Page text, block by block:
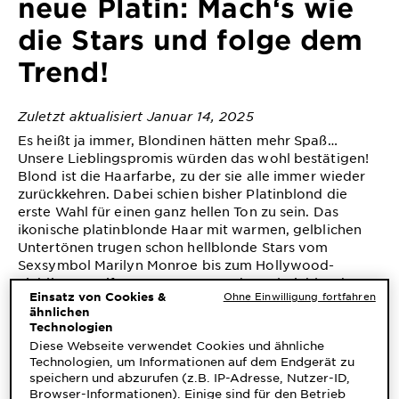
&
DIAGNOSTIK
ENTDECKEN
Inhaltsstoffe
Neu!
Garnier x
Gisele
Bündchen
Garnier's Weg
zur
Nachhaltigkeit
Cruelty Free
International
Eco
Beauty
Score
neue Platin: Mach‘s wie
die Stars und folge dem
Trend!
Zuletzt aktualisiert Januar 14, 2025
Es heißt ja immer, Blondinen hätten mehr Spaß…
Unsere Lieblingspromis würden das wohl bestätigen!
Blond ist die Haarfarbe, zu der sie alle immer wieder
zurückkehren. Dabei schien bisher Platinblond die
erste Wahl für einen ganz hellen Ton zu sein. Das
ikonische platinblonde Haar mit warmen, gelblichen
Untertönen trugen schon hellblonde Stars vom
Sexsymbol Marilyn Monroe bis zum Hollywood-
Liebling Jennifer Lawrence, was dem Platinblond
immer wieder einen neuen Popularitätsschub gab. In
letzter Zeit zeigen sich jedoch viele A-Promis mit
einem ganz neuen Ton: einem noch helleren,
Blondmit silbrigen Untertönen. Das macht es zu einer
coolen, edgy Variante von weißblondem Haar.
Einsatz von Cookies &
ähnlichen
Technologien
Diese Webseite verwendet Cookies und ähnliche
Technologien, um Informationen auf dem Endgerät zu
speichern und abzurufen (z.B. IP-Adresse, Nutzer-ID,
Browser-Informationen). Einige sind für den Betrieb
Ohne Einwilligung fortfahren